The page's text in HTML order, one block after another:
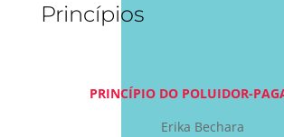
Princípios
PRINCÍPIO DO POLUIDOR-
Erika Bechara